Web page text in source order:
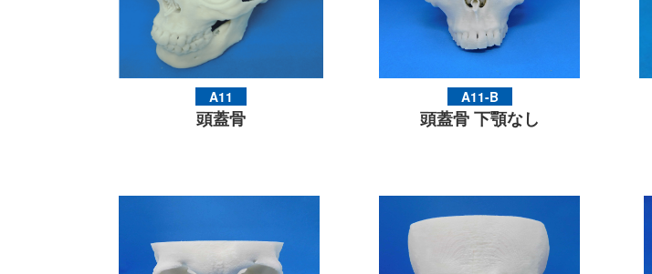
A11
頭蓋骨
A11-B
頭蓋骨 下顎なし